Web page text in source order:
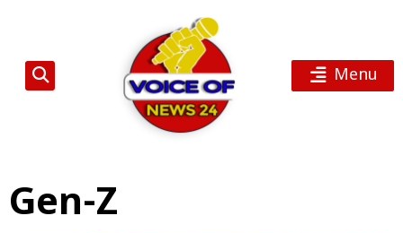
Menu
Gen-Z